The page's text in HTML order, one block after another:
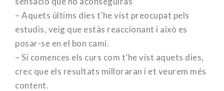
– Aquets últims dies t’he vist preocupat pels
estudis, veig que estàs reaccionant i això es
posar-se en el bon camí.
– Si comences els curs com t’he vist aquets dies,
crec que els resultats milloraran i et veurem més
content.